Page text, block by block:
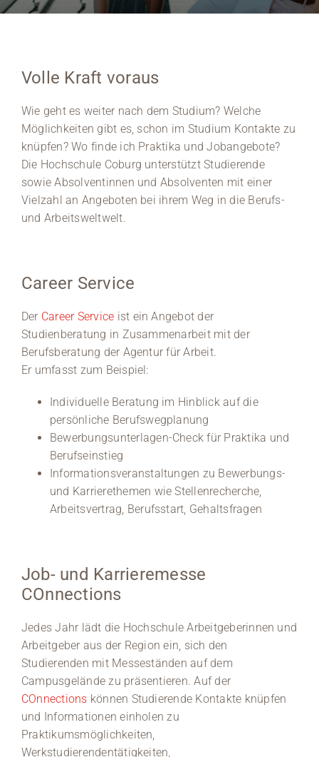
Veranstaltungen
Volle Kraft voraus
Wie geht es weiter nach dem Studium? Welche
Möglichkeiten gibt es, schon im Studium Kontakte zu
knüpfen? Wo finde ich Praktika und Jobangebote?
Die Hochschule Coburg unterstützt Studierende
sowie Absolventinnen und Absolventen mit einer
Vielzahl an Angeboten bei ihrem Weg in die Berufs-
und Arbeitsweltwelt.
Career Service
Der Career Service ist ein Angebot der
Studienberatung in Zusammenarbeit mit der
Berufsberatung der Agentur für Arbeit.
Er umfasst zum Beispiel:
Individuelle Beratung im Hinblick auf die
persönliche Berufswegplanung
Bewerbungsunterlagen-Check für Praktika und
Berufseinstieg
Informationsveranstaltungen zu Bewerbungs-
und Karrierethemen wie Stellenrecherche,
Arbeitsvertrag, Berufsstart, Gehaltsfragen
Job- und Karrieremesse
COnnections
Jedes Jahr lädt die Hochschule Arbeitgeberinnen und
Arbeitgeber aus der Region ein, sich den
Studierenden mit Messeständen auf dem
Campusgelände zu präsentieren. Auf der
COnnections können Studierende Kontakte knüpfen
und Informationen einholen zu
Praktikumsmöglichkeiten,
Werkstudierendentätigkeiten,